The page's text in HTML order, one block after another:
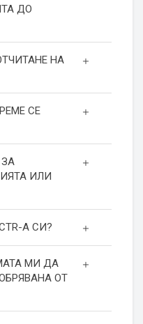
ДО
НА
СЕ
ИЛИ
А СИ?
МИ ДА
ОТ